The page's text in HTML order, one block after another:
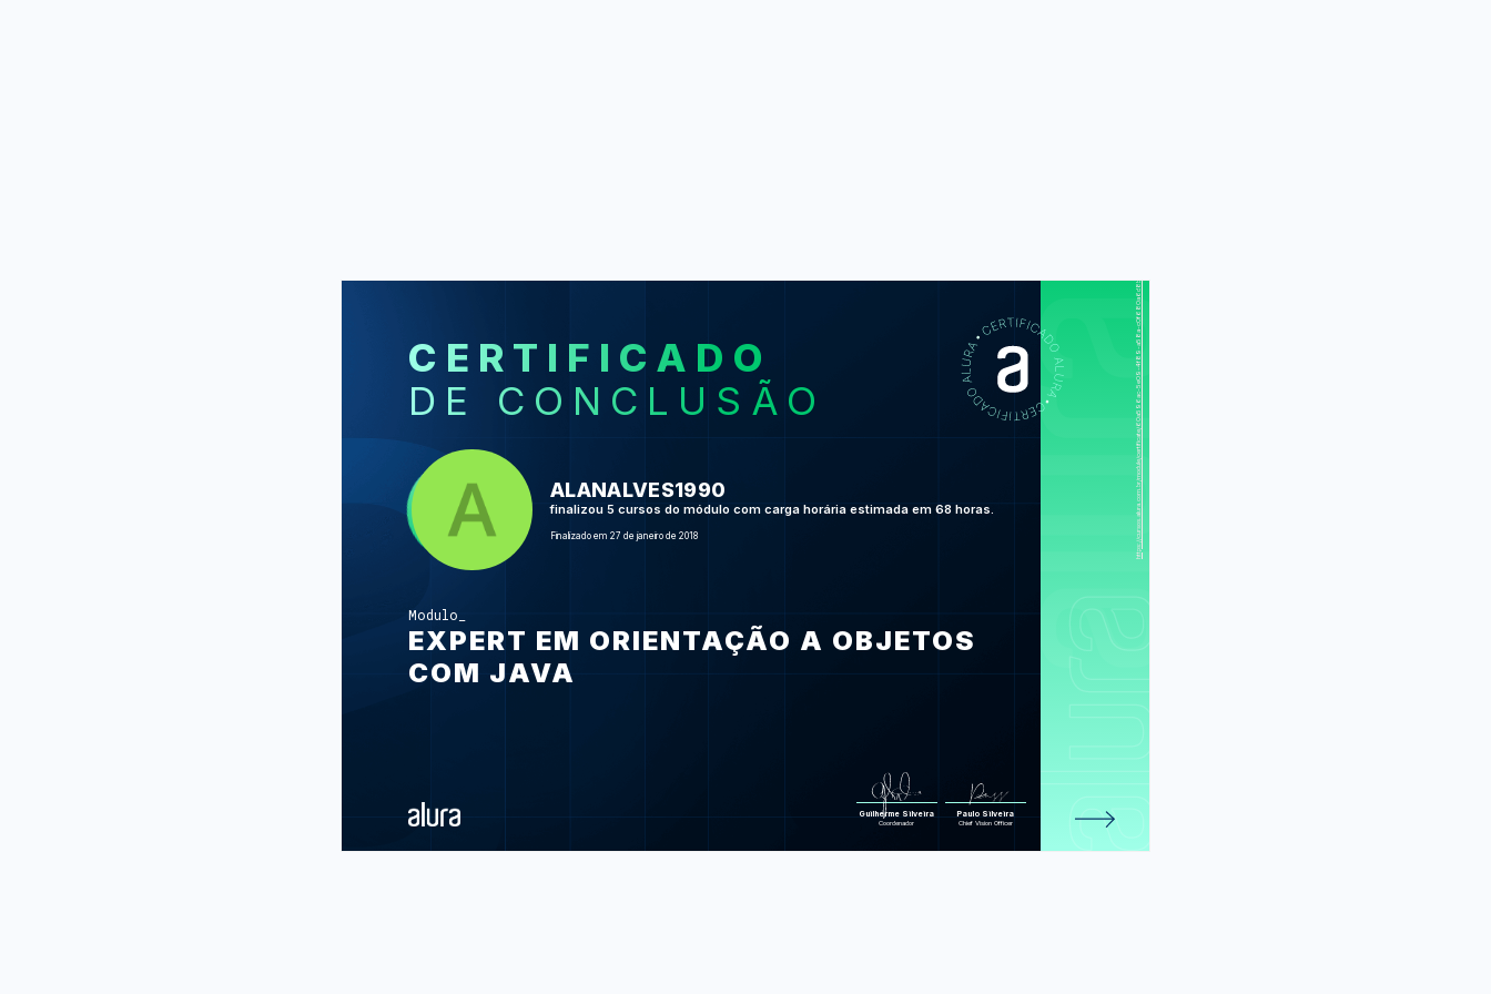
CERTIFICADO
DE CONCLUSÃO
ALANALVES1990
finalizou 5 cursos do módulo com carga horária estimada em 68 horas.
Finalizado em 27 de janeiro de 2018
Modulo
EXPERT EM ORIENTAÇÃO A OBJETOS
COM JAVA
Guilherme Silveira
Coordenador
Paulo Silveira
Chief Vision Officer
https://cursos.alura.com.br/module/certificate/60a596ac-5e09-4f89-a58a-c0f680a6d8ba
CUR
SOS
Design Patterns Java II:
Java
Java e Testes: Test Driven
Development com Junit
Teste de Integração: Testes
SQL e DAOs automatizados
em Java